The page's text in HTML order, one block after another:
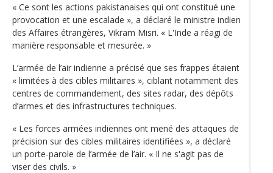
« Ce sont les actions pakistanaises qui ont constitué une
provocation et une escalade », a déclaré le ministre indien
des Affaires étrangères, Vikram Misri. « L'Inde a réagi de
manière responsable et mesurée. »
L’armée de l’air indienne a précisé que ses frappes étaient
« limitées à des cibles militaires », ciblant notamment des
centres de commandement, des sites radar, des dépôts
d’armes et des infrastructures techniques.
« Les forces armées indiennes ont mené des attaques de
précision sur des cibles militaires identifiées », a déclaré
un porte-parole de l’armée de l’air. « Il ne s'agit pas de
viser des civils. »